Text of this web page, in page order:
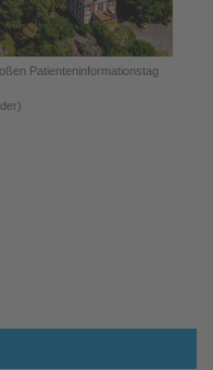
Patienteninformationstag